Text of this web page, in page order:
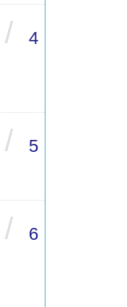
/ 4
/ 5
/ 6